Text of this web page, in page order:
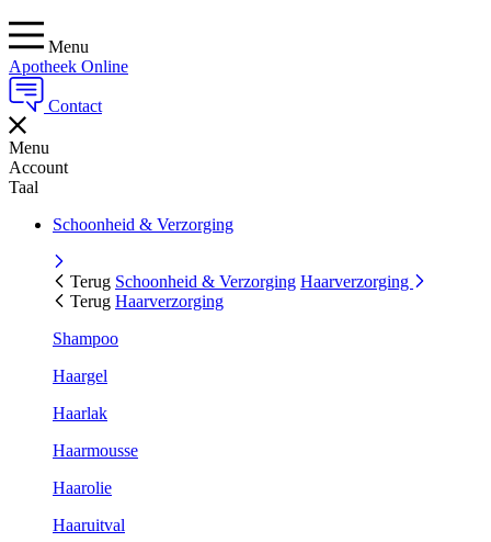
Menu
Apotheek Online
Contact
Menu
Account
Taal
Schoonheid & Verzorging
Terug Schoonheid & Verzorging Haarverzorging
Terug Haarverzorging
Shampoo
Haargel
Haarlak
Haarmousse
Haarolie
Haaruitval